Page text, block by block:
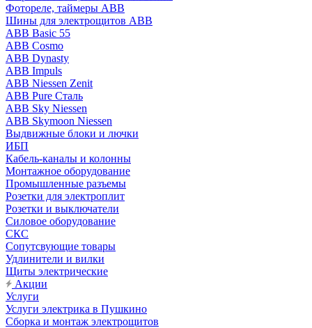
Фотореле, таймеры ABB
Шины для электрощитов АВВ
ABB Basic 55
ABB Cosmo
ABB Dynasty
ABB Impuls
ABB Niessen Zenit
ABB Pure Сталь
ABB Sky Niessen
ABB Skymoon Niessen
Выдвижные блоки и лючки
ИБП
Кабель-каналы и колонны
Монтажное оборудование
Промышленные разъемы
Розетки для электроплит
Розетки и выключатели
Силовое оборудование
СКС
Сопутсвующие товары
Удлинители и вилки
Щиты электрические
Акции
Услуги
Услуги электрика в Пушкино
Сборка и монтаж электрощитов